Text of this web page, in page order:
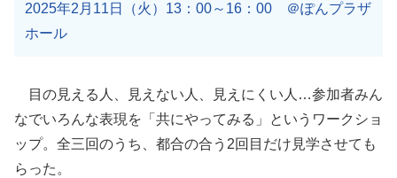
2025年2月11日（火）13：00～16：00 ＠ぽんプラザ
ホール
目の見える人、見えない人、見えにくい人…参加者みん
なでいろんな表現を「共にやってみる」というワークショ
ップ。全三回のうち、都合の合う2回目だけ見学させても
らった。